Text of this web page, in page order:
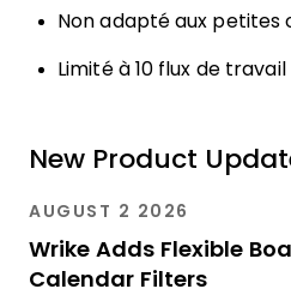
Non adapté aux petites
Limité à 10 flux de
New Product
AUGUST 2 2026
Wrike Adds Flexible
Calendar Filters